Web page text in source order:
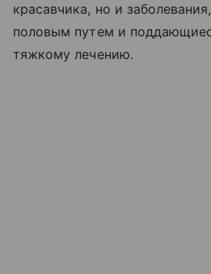
красавчика, но и
половым путем и
тяжкому лечению.